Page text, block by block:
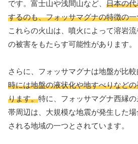
です。富士山や浅間山など、 日本の
するのも、フォッサマグナの特徴の
これらの火山は、噴火によって溶岩
の被害をもたらす可能性があります。
さらに、フォッサマグナは地盤が比較
時には地盤の液状化や地すべりなど
ります。特に、フォッサマグナ西縁
帯周辺は、大規模な地震が発生した
される地域の一つとされています。